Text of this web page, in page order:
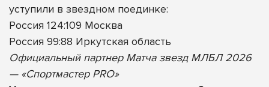
уступили в звездном поединке:
Россия 124:109 Москва
Россия 99:88 Иркутская область
Официальный партнер Матча звезд МЛБЛ 2026
— «Спортмастер PRO»